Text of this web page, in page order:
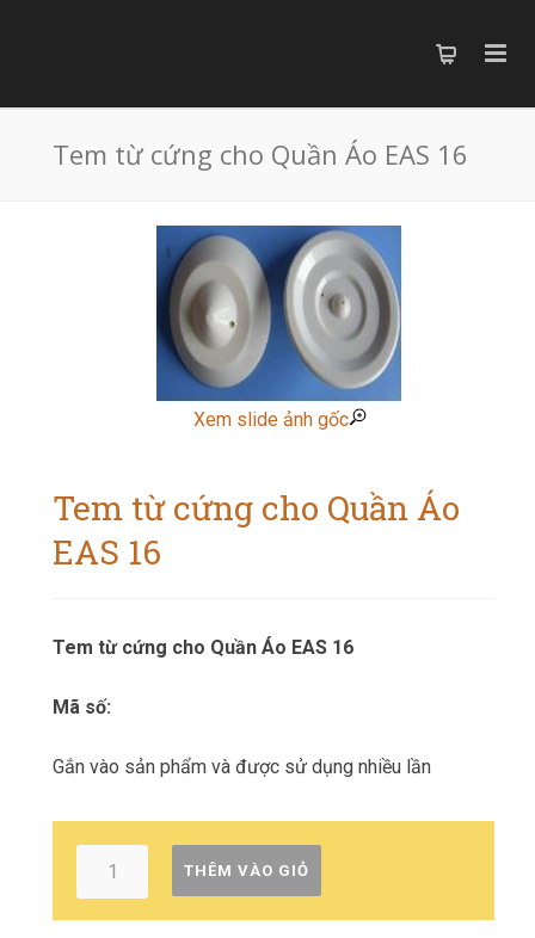
Tem từ cứng cho Quần Áo EAS 16
Xem slide ảnh gốc
Tem từ cứng cho Quần Áo
EAS 16
Tem từ cứng cho Quần Áo EAS 16
Mã số:
Gắn vào sản phẩm và được sử dụng nhiều lần
THÊM VÀO GIỎ